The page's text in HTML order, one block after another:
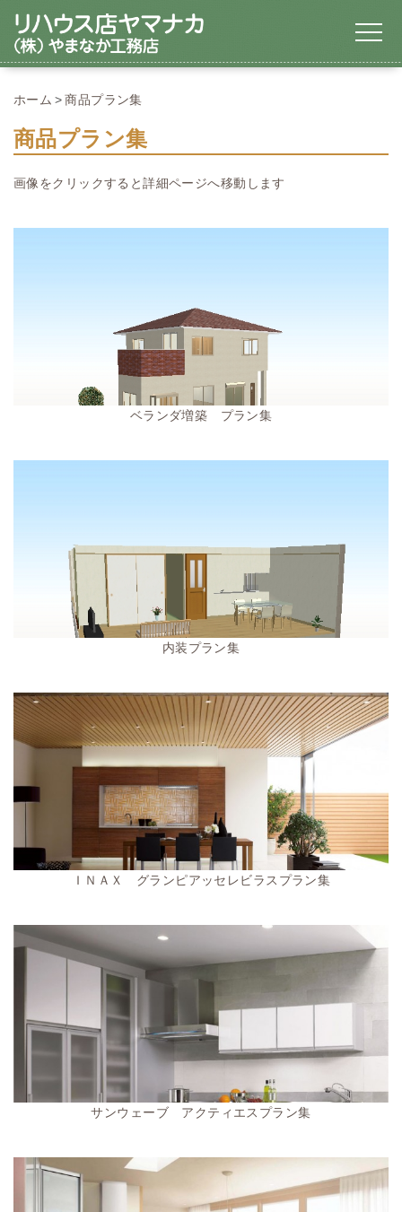
ホーム 商品プラン集
商品プラン集
画像をクリックすると詳細ページへ移動します
ベランダ増築 プラン集
内装プラン集
ＩＮＡＸ グランピアッセレビラスプラン集
サンウェーブ アクティエスプラン集